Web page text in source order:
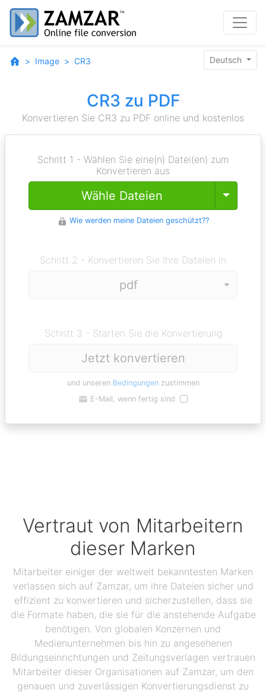
Image CR3 Deutsch
CR3 zu PDF
Konvertieren Sie CR3 zu PDF online und kostenlos
Schritt 1 - Wählen Sie eine(n) Datei(en) zum
Konvertieren aus
Wähle Dateien Toggle
Wie werden meine Dateien geschützt??
Schritt 2 - Konvertieren Sie Ihre Dateien in
Schritt 3 - Starten Sie die Konvertierung
Jetzt konvertieren
und unseren Bedingungenzustimmen
E-Mail, wenn fertig sind
Vertraut von Mitarbeitern
dieser Marken
Mitarbeiter einiger der weltweit bekanntesten Marken
verlassen sich auf Zamzar, um ihre Dateien sicher und
effizient zu konvertieren und sicherzustellen, dass sie
die Formate haben, die sie für die anstehende Aufgabe
benötigen. Von globalen Konzernen und
Medienunternehmen bis hin zu angesehenen
Bildungseinrichtungen und Zeitungsverlagen vertrauen
Mitarbeiter dieser Organisationen auf Zamzar, um den
genauen und zuverlässigen Konvertierungsdienst zu